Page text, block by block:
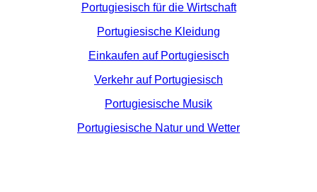
Portugiesisch für die Wirtschaft
Portugiesische Kleidung
Einkaufen auf Portugiesisch
Verkehr auf Portugiesisch
Portugiesische Musik
Portugiesische Natur und Wetter